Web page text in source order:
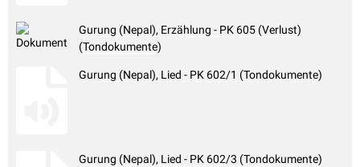
Gurung (Nepal), Erzählung - PK 605 (Verlust)
(Tondokumente)
Gurung (Nepal), Lied - PK 602/1 (Tondokumente)
Gurung (Nepal), Lied - PK 602/3 (Tondokumente)